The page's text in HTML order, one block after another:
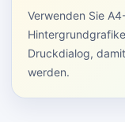
Verwenden Sie
Druckdialog,
werden.